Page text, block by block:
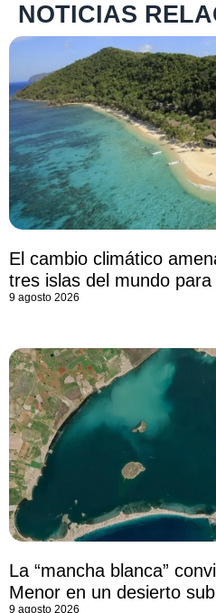
NOTICIAS
El cambio climático
tres islas del mundo para
9 agosto 2026
La “mancha blanca”
Menor en un desierto
9 agosto 2026